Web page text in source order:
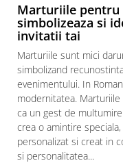
Marturiile pentru
simbolizeaza si
invitatii tai
Marturiile sunt mici
simbolizand
evenimentului. In
modernitatea.
ca un gest de
crea o amintire
personalizat si creat in
si personalitatea...